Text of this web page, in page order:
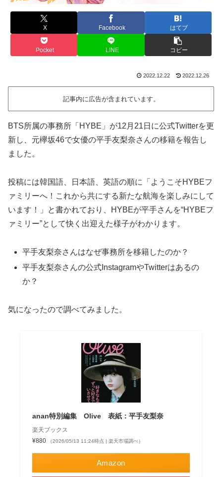
X Facebook はてブ
Pocket LINE コピー
2022.12.22 2022.12.26
記事内に広告が含まれています。
BTS所属の事務所「HYBE」が12月21日に公式Twitterを更
新し、元欅坂46で女優の平手友梨奈さんの移籍を報告し
ました。
投稿には韓国語、日本語、英語の順に「ようこそHYBEフ
ァミリーへ！これから共にする新たな航海を楽しみにして
います！」と書かれており、HYBEが平手さんを“HYBEフ
ァミリー”として快く出迎えた様子がわかります。
平手友梨奈さんはなぜ事務所を移籍したのか？
平手友梨奈さんの公式InstagramやTwitterはあるの
か？
気になったので調べてみました。
anan特別編集 Olive 表紙：平手友梨奈
楽天ブックス
¥880
（2026/05/13 11:24時点 | 楽天市場調べ）
Amazon